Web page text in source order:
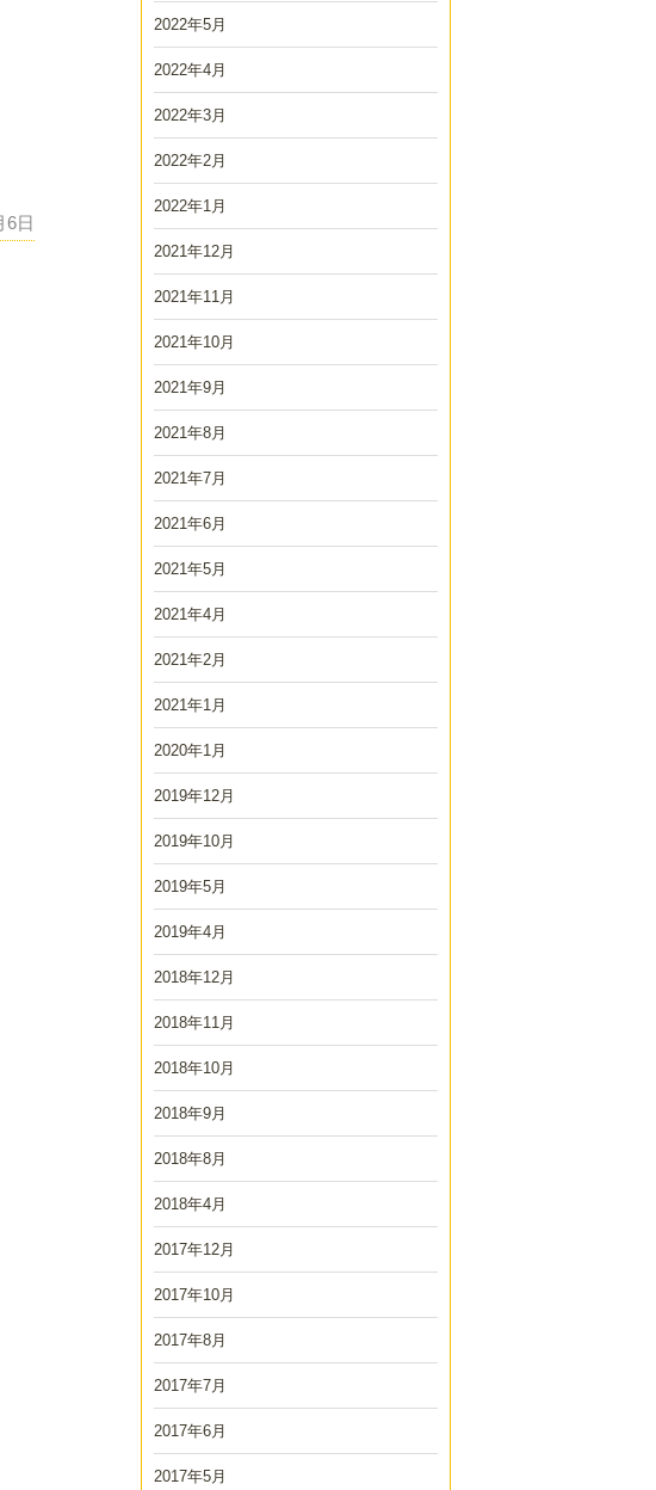
6日
2022年5月
2022年4月
2022年3月
2022年2月
2022年1月
2021年12月
2021年11月
2021年10月
2021年9月
2021年8月
2021年7月
2021年6月
2021年5月
2021年4月
2021年2月
2021年1月
2020年1月
2019年12月
2019年10月
2019年5月
2019年4月
2018年12月
2018年11月
2018年10月
2018年9月
2018年8月
2018年4月
2017年12月
2017年10月
2017年8月
2017年7月
2017年6月
2017年5月